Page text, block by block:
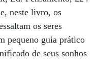
neste livro, os
os seres
pequeno guia prático
de seus sonhos